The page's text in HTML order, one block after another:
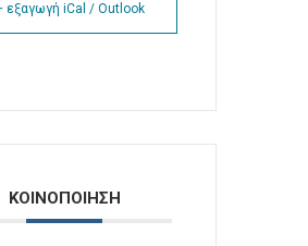
εξαγωγή iCal / Outlook
ΚΟΙΝΟΠΟΙΗΣΗ